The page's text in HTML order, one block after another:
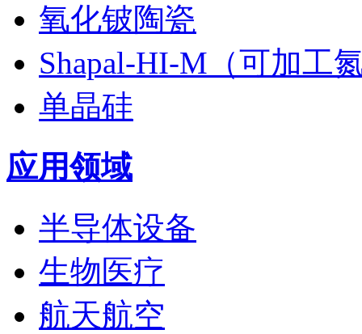
氧化铍陶瓷
Shapal-HI-M（可加工
单晶硅
应用领域
半导体设备
生物医疗
航天航空